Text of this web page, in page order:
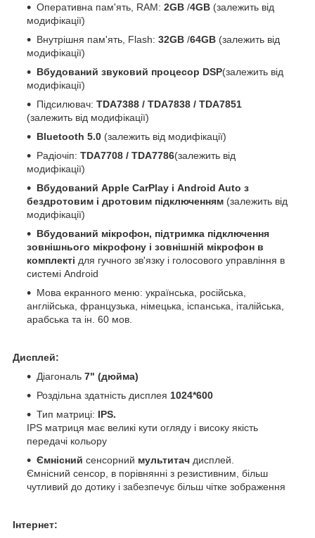
Оперативна пам'ять, RAM: 2GB /4GB (залежить від
модифікації)
Внутрішня пам'ять, Flash: 32GB /64GB (залежить від
модифікації)
Вбудований звуковий процесор DSP(залежить від
модифікації)
Підсилювач: TDA7388 / TDA7838 / TDA7851
(залежить від модифікації)
Bluetooth 5.0 (залежить від модифікації)
Радіочіп: TDA7708 / TDA7786(залежить від
модифікації)
Вбудований Apple CarPlay і Android Auto з
бездротовим і дротовим підключенням (залежить від
модифікації)
Вбудований мікрофон, підтримка підключення
зовнішнього мікрофону і зовнішній мікрофон в
комплекті для гучного зв'язку і голосового управління в
системі Android
Мова екранного меню: українська, російська,
англійська, французька, німецька, іспанська, італійська,
арабська та ін. 60 мов.
Дисплей:
Діагональ 7" (дюйма)
Роздільна здатність дисплея 1024*600
Тип матриці: IPS.
IPS матриця має великі кути огляду і високу якість
передачі кольору
Ємнісний сенсорний мультитач дисплей.
Ємнісний сенсор, в порівнянні з резистивним, більш
чутливий до дотику і забезпечує більш чітке зображення
Інтернет: